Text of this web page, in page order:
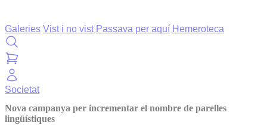
Galeries Vist i no vist Passava per aquí Hemeroteca
Societat
Nova campanya per incrementar el nombre de parelles
lingüístiques